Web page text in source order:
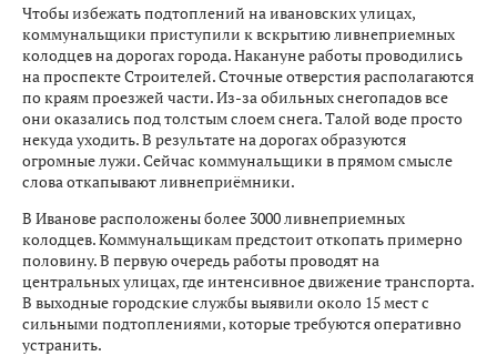
Чтобы избежать подтоплений на ивановских улицах,
коммунальщики приступили к вскрытию ливнеприемных
колодцев на дорогах города. Накануне работы проводились
на проспекте Строителей. Сточные отверстия располагаются
по краям проезжей части. Из-за обильных снегопадов все
они оказались под толстым слоем снега. Талой воде просто
некуда уходить. В результате на дорогах образуются
огромные лужи. Сейчас коммунальщики в прямом смысле
слова откапывают ливнеприёмники.
В Иванове расположены более 3000 ливнеприемных
колодцев. Коммунальщикам предстоит откопать примерно
половину. В первую очередь работы проводят на
центральных улицах, где интенсивное движение транспорта.
В выходные городские службы выявили около 15 мест с
сильными подтоплениями, которые требуются оперативно
устранить.